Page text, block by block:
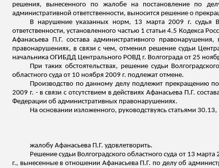
решения, вынесенного по жалобе на постановление по
административной ответственности, выносится решение о
В нарушение указанных норм, 13 марта 2009 г. судья
ответственности, установленного частью 1 статьи 4.5 Кодекса
Афанасьева П.Г. состава административного
правонарушениях, в связи с чем, отменил решение судьи
начальника ОГИБДД Центрального РОВД г. Волгограда от 25
При таких обстоятельствах, решение судьи
областного суда от 10 ноября 2009 г. подлежат отмене.
Производство по данному делу подлежит прекращению
2009 г. - в связи с отсутствием в действиях Афанасьева П.Г.
Федерации об административных правонарушениях.
На основании изложенного, руководствуясь статьями
жалобу Афанасьева П.Г. удовлетворить.
Решение судьи Волгоградского областного суда от 13
г., вынесенные в отношении Афанасьева П.Г. по делу об